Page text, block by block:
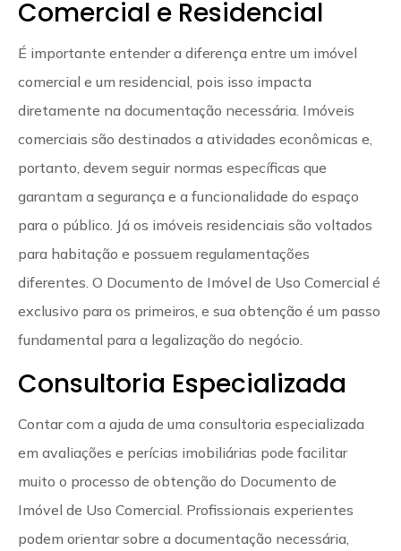
Comercial e Residencial
É importante entender a diferença entre um imóvel
comercial e um residencial, pois isso impacta
diretamente na documentação necessária. Imóveis
comerciais são destinados a atividades econômicas e,
portanto, devem seguir normas específicas que
garantam a segurança e a funcionalidade do espaço
para o público. Já os imóveis residenciais são voltados
para habitação e possuem regulamentações
diferentes. O Documento de Imóvel de Uso Comercial é
exclusivo para os primeiros, e sua obtenção é um passo
fundamental para a legalização do negócio.
Consultoria Especializada
Contar com a ajuda de uma consultoria especializada
em avaliações e perícias imobiliárias pode facilitar
muito o processo de obtenção do Documento de
Imóvel de Uso Comercial. Profissionais experientes
podem orientar sobre a documentação necessária,